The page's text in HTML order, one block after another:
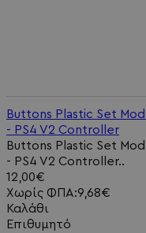
Buttons Plastic Set
- PS4 V2 Controller
Buttons Plastic Set
- PS4 V2 Controller..
12,00€
Χωρίς ΦΠΑ:9,68€
Καλάθι
Επιθυμητό